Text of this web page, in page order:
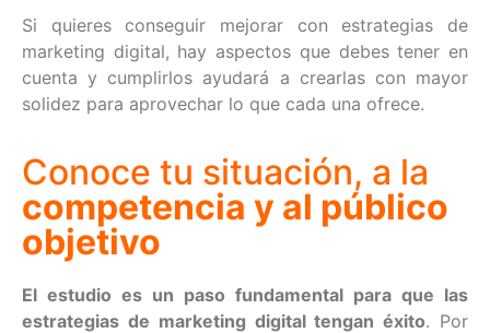
Si quieres conseguir mejorar con estrategias de
marketing digital, hay aspectos que debes tener en
cuenta y cumplirlos ayudará a crearlas con mayor
solidez para aprovechar lo que cada una ofrece.
Conoce tu situación, a la
competencia y al público
objetivo
El estudio es un paso fundamental para que las
estrategias de marketing digital tengan éxito. Por